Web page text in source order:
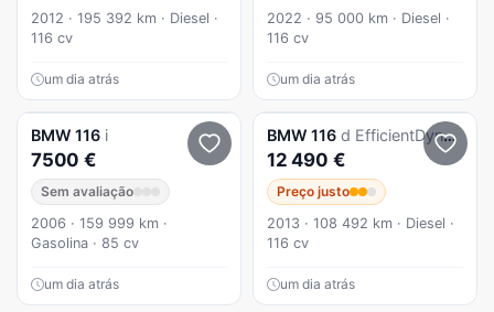
2012 · 195 392 km · Diesel ·
116 cv
um dia atrás
2022 · 95 000 km · Diesel ·
116 cv
um dia atrás
BMW 116 i
7500 €
Sem avaliação
2006 · 159 999 km ·
Gasolina · 85 cv
um dia atrás
BMW 116 d EfficientDynamics
12 490 €
Preço justo
2013 · 108 492 km · Diesel ·
116 cv
um dia atrás